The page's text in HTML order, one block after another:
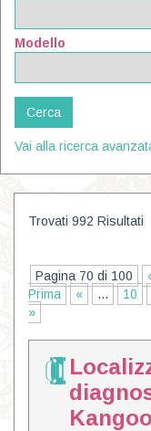
Modello
Vai alla ricerca
Trovati 992 Risultati
Pagina 70 di 100
Prima
« ... 10
»